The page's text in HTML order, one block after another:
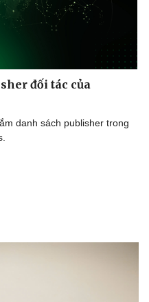
đối tác của
danh sách publisher trong